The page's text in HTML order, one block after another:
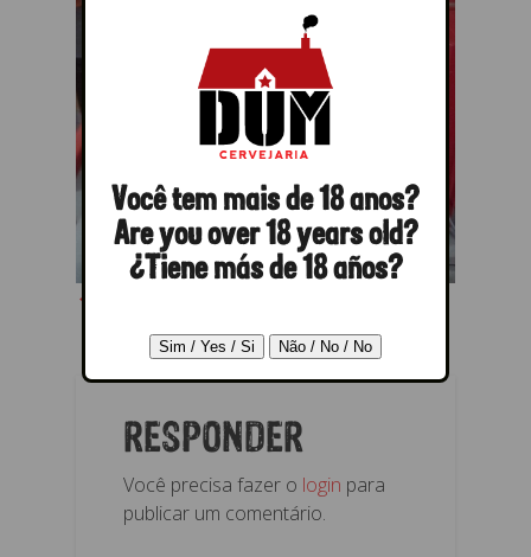
← Anterior
RESPONDER
Você precisa fazer o login para
publicar um comentário.
Você tem mais de 18 anos?
Are you over 18 years old?
¿Tiene más de 18 años?